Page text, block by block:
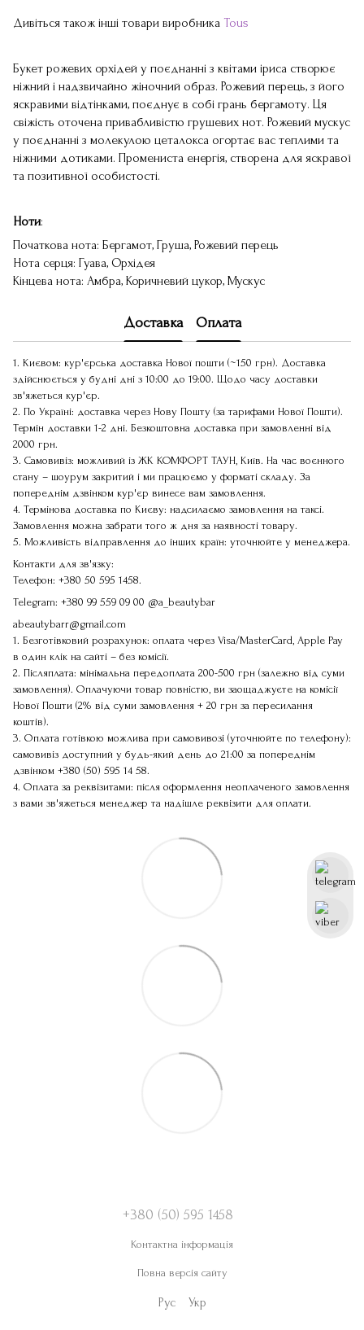
Дивіться також інші товари виробника Tous
Букет рожевих орхідей у поєднанні з квітами іриса створює
ніжний і надзвичайно жіночний образ. Рожевий перець, з його
яскравими відтінками, поєднує в собі грань бергамоту. Ця
свіжість оточена привабливістю грушевих нот. Рожевий мускус
у поєднанні з молекулою цеталокса огортає вас теплими та
ніжними дотиками. Промениста енергія, створена для яскравої
та позитивної особистості.
Ноти:
Початкова нота: Бергамот, Груша, Рожевий перець
Нота серця: Гуава, Орхідея
Кінцева нота: Амбра, Коричневий цукор, Мускус
Доставка Оплата
1. Києвом: кур'єрська доставка Нової пошти (~150 грн). Доставка
здійснюється у будні дні з 10:00 до 19:00. Щодо часу доставки
зв'яжеться кур'єр.
2. По Україні: доставка через Нову Пошту (за тарифами Нової Пошти).
Термін доставки 1-2 дні. Безкоштовна доставка при замовленні від
2000 грн.
3. Самовивіз: можливий із ЖК КОМФОРТ ТАУН, Київ. На час воєнного
стану – шоурум закритий і ми працюємо у форматі складу. За
попереднім дзвінком кур'єр винесе вам замовлення.
4. Термінова доставка по Києву: надсилаємо замовлення на таксі.
Замовлення можна забрати того ж дня за наявності товару.
5. Можливість відправлення до інших країн: уточнюйте у менеджера.
Контакти для зв'язку:
Телефон: +380 50 595 1458.
Telegram: +380 99 559 09 00 @a_beautybar
abeautybarr@gmail.com
1. Безготівковий розрахунок: оплата через Visa/MasterCard, Apple Pay
в один клік на сайті – без комісії.
2. Післяплата: мінімальна передоплата 200-500 грн (залежно від суми
замовлення). Оплачуючи товар повністю, ви заощаджуєте на комісії
Нової Пошти (2% від суми замовлення + 20 грн за пересилання
коштів).
3. Оплата готівкою можлива при самовивозі (уточнюйте по телефону):
самовивіз доступний у будь-який день до 21:00 за попереднім
дзвінком +380 (50) 595 14 58.
4. Оплата за реквізитами: після оформлення неоплаченого замовлення
з вами зв'яжеться менеджер та надішле реквізити для оплати.
+380 (50) 595 1458
Контактна інформація
Повна версія сайту
Рус Укр